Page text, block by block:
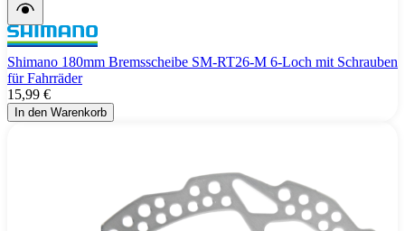
Shimano 180mm Bremsscheibe SM-RT26-M 6-Loch mit Schrauben
für Fahrräder
15,99 €
In den Warenkorb